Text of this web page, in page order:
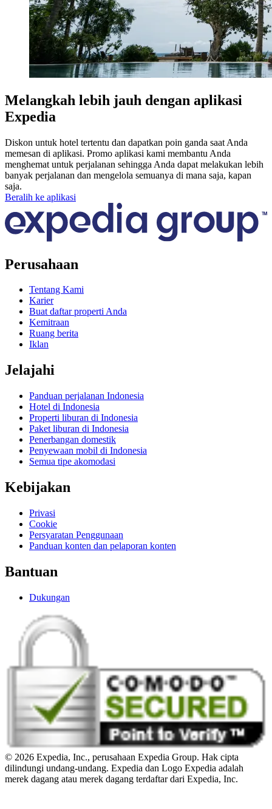
Melangkah lebih jauh dengan aplikasi
Expedia
Diskon untuk hotel tertentu dan dapatkan poin ganda saat Anda
memesan di aplikasi. Promo aplikasi kami membantu Anda
menghemat untuk perjalanan sehingga Anda dapat melakukan lebih
banyak perjalanan dan mengelola semuanya di mana saja, kapan
saja.
Beralih ke aplikasi
Perusahaan
Tentang Kami
Karier
Buat daftar properti Anda
Kemitraan
Ruang berita
Iklan
Jelajahi
Panduan perjalanan Indonesia
Hotel di Indonesia
Properti liburan di Indonesia
Paket liburan di Indonesia
Penerbangan domestik
Penyewaan mobil di Indonesia
Semua tipe akomodasi
Kebijakan
Privasi
Cookie
Persyaratan Penggunaan
Panduan konten dan pelaporan konten
Bantuan
Dukungan
© 2026 Expedia, Inc., perusahaan Expedia Group. Hak cipta
dilindungi undang-undang. Expedia dan Logo Expedia adalah
merek dagang atau merek dagang terdaftar dari Expedia, Inc.